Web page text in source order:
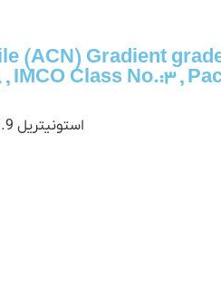
(ACN) Gradient
IMCO Class No.:3 ,
استونیتریل 99.9درصد (ACN)